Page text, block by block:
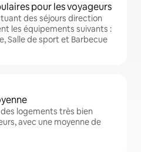
pour les voyageurs
des séjours direction
les équipements suivants :
Salle de sport et Barbecue
logements très bien
avec une moyenne de